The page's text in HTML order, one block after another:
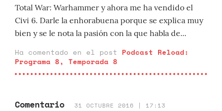
Total War: Warhammer y ahora me ha vendido el
Civi 6. Darle la enhorabuena porque se explica muy
bien y se le nota la pasión con la que habla de...
Ha comentado en el post Podcast Reload:
Programa 8, Temporada 8
Comentario 31 OCTUBRE 2016 | 17:13